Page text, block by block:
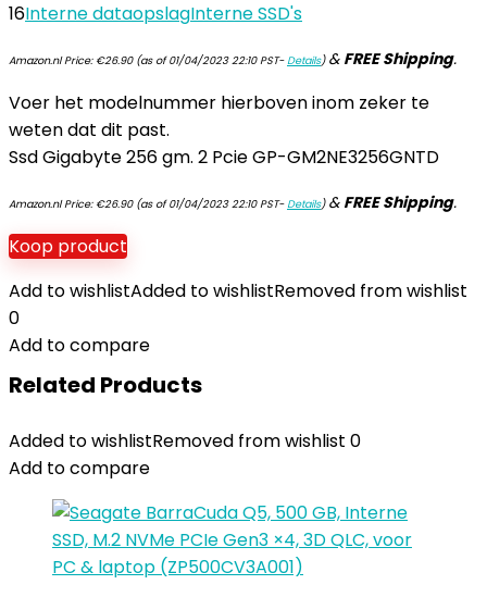
16Interne dataopslagInterne SSD's
Amazon.nl Price: €26.90(as of 01/04/2023 22:10 PST-Details) & FREE Shipping.
Voer het modelnummer hierboven inom zeker te
weten dat dit past.
Ssd Gigabyte 256 gm. 2 Pcie GP-GM2NE3256GNTD
Amazon.nl Price: €26.90(as of 01/04/2023 22:10 PST-Details) & FREE Shipping.
Koop product
Add to wishlistAdded to wishlistRemoved from wishlist
0
Add to compare
Related Products
Added to wishlistRemoved from wishlist 0
Add to compare